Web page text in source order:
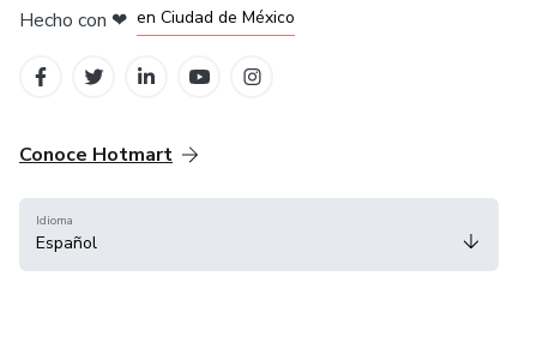
Hecho con ❤ en Ciudad de México
Conoce Hotmart
Idioma
Español